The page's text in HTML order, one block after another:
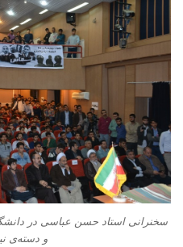
سخنرانی استاد حسن عباسی در
و دسته‌‌ی